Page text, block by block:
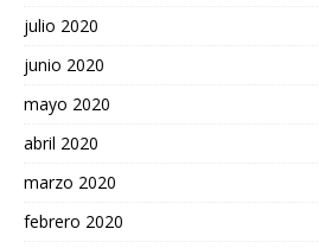
julio 2020
junio 2020
mayo 2020
abril 2020
marzo 2020
febrero 2020